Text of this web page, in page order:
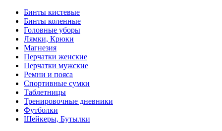
Бинты кистевые
Бинты коленные
Головные уборы
Лямки, Крюки
Магнезия
Перчатки женские
Перчатки мужские
Ремни и пояса
Спортивные сумки
Таблетницы
Тренировочные дневники
Футболки
Шейкеры, Бутылки